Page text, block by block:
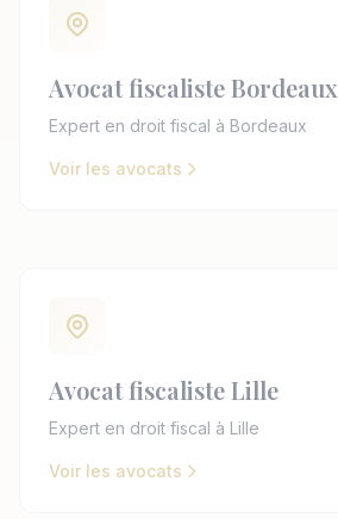
Avocat fiscaliste Bordeaux
Expert en droit fiscal à Bordeaux
Voir les avocats
Avocat fiscaliste Lille
Expert en droit fiscal à Lille
Voir les avocats